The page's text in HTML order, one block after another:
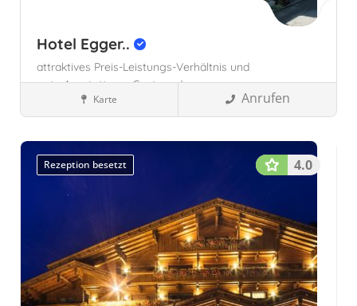
Hotel Egger..
attraktives Preis-Leistungs-Verhältnis und
gute Ausstattung,Gast- und
Familienfreundlichkeit,
Gruppenspeziallist
für Jung und alt,
Familienhotels
Österreich
Karte Anrufen
Rezeption besetzt 4.0